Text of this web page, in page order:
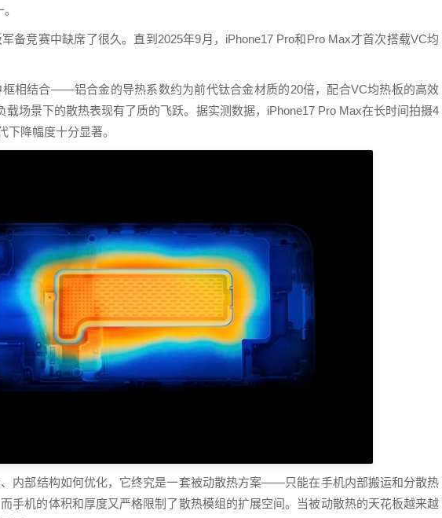
备竞赛中缺席了很久。直到2025年9月，iPhone17 Pro和Pro Max才首次搭载VC均
相结合——铝合金的导热系数约为前代钛合金材质的20倍，配合VC均热板的高效
载场景下的散热表现有了质的飞跃。据实测数据，iPhone17 Pro Max在长时间拍摄4
下降幅度十分显著。
内部结构如何优化，它终究是一套被动散热方案——只能在手机内部搬运和分散热
手机的体积和厚度又严格限制了散热模组的扩展空间。当被动散热的天花板越来越